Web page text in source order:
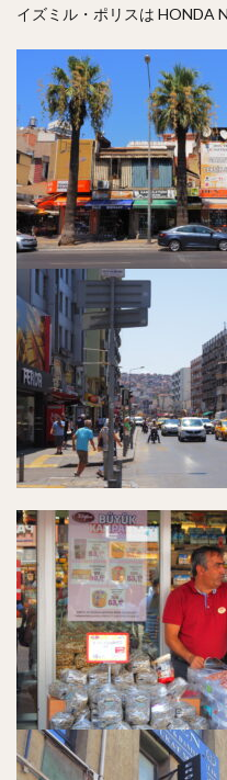
イズミル・ポリスは HONDA